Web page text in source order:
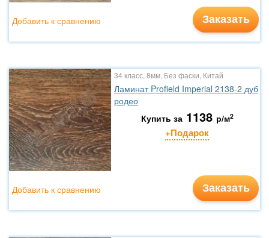
Заказать
Добавить к сравнению
34 класс, 8мм, Без фаски, Китай
Ламинат Profield Imperial 2138-2 дуб
родео
Купить за 1138 р/м2
+Подарок
Заказать
Добавить к сравнению